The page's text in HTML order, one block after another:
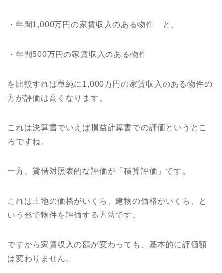
・年間1,000万円の家賃収入のある物件 と、
・年間500万円の家賃収入のある物件
を比較すれば単純に1,000万円の家賃収入のある物件の
方が評価は高くなります。
これは決算書でいえば損益計算書での評価というとこ
ろですね。
一方、貸借対照表的な評価が「積算評価」です。
これは土地の価格がいくら、建物の価格がいくら、と
いう形で物件を評価する方法です。
ですから家賃収入の額が変わっても、基本的に評価額
は変わりません。